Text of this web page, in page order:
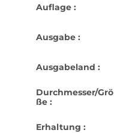
Auflage :
Ausgabe :
Ausgabeland :
Durchmesser/Grö
ße :
Erhaltung :